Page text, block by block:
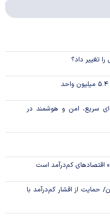
تغییر داد؟
سریع، امن و هوشمند در
کم‌درآمد است
ایران/ حمایت از اقشار کم‌درآمد با